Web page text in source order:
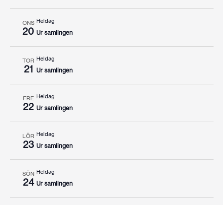
ONS
20
Heldag
Ur samlingen
TOR
21
Heldag
Ur samlingen
FRE
22
Heldag
Ur samlingen
LÖR
23
Heldag
Ur samlingen
SÖN
24
Heldag
Ur samlingen